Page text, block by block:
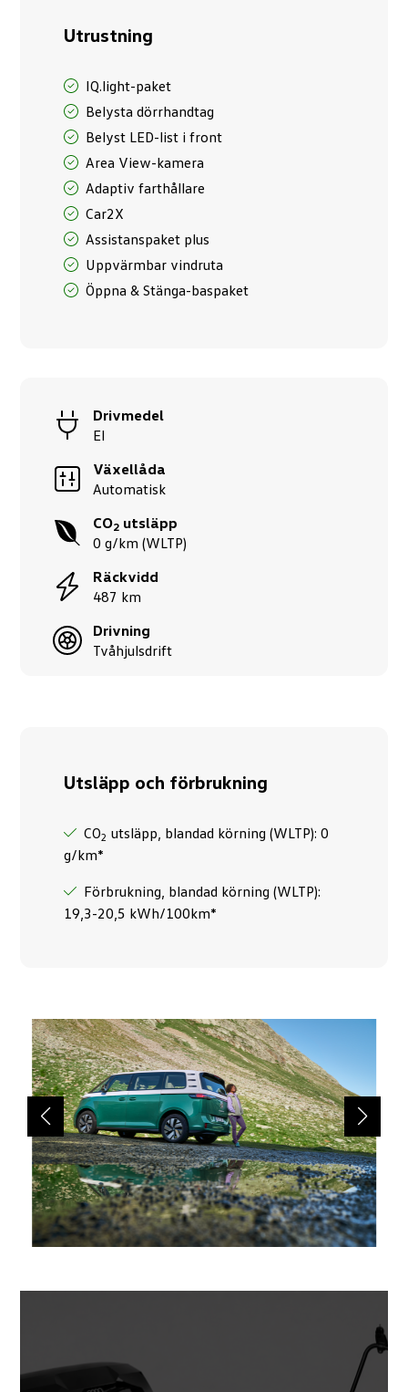
Utrustning
IQ.light-paket
Belysta dörrhandtag
Belyst LED-list i front
Area View-kamera
Adaptiv farthållare
Car2X
Assistanspaket plus
Uppvärmbar vindruta
Öppna & Stänga-baspaket
Drivmedel
El
Växellåda
Automatisk
CO2 utsläpp
0 g/km (WLTP)
Räckvidd
487 km
Drivning
Tvåhjulsdrift
Utsläpp och förbrukning
CO2 utsläpp, blandad körning (WLTP): 0
g/km*
Förbrukning, blandad körning (WLTP):
19,3-20,5 kWh/100km*
Marknadsföring